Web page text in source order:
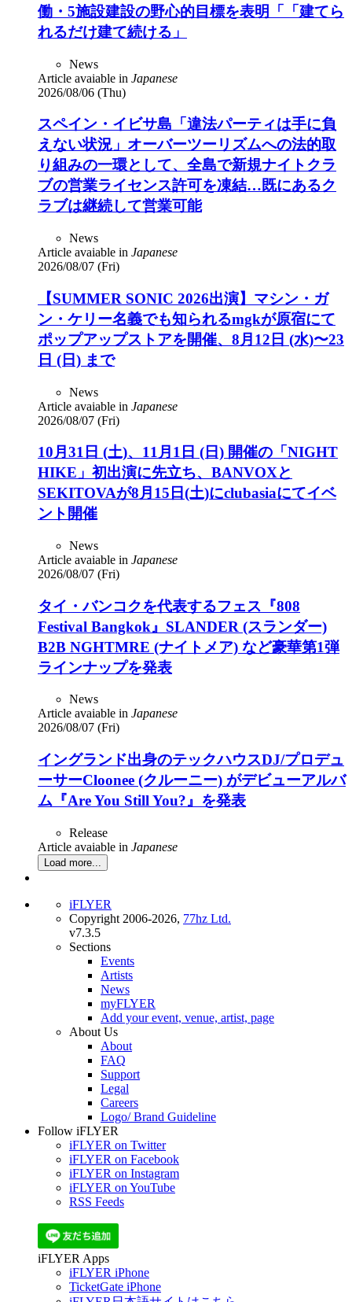
働・5施設建設の野心的目標を表明「「建てら
れるだけ建て続ける」
News
Article avaiable in Japanese
2026/08/06 (Thu)
スペイン・イビサ島「違法パーティは手に負
えない状況」オーバーツーリズムへの法的取
り組みの一環として、全島で新規ナイトクラ
ブの営業ライセンス許可を凍結…既にあるク
ラブは継続して営業可能
News
Article avaiable in Japanese
2026/08/07 (Fri)
【SUMMER SONIC 2026出演】マシン・ガ
ン・ケリー名義でも知られるmgkが原宿にて
ポップアップストアを開催、8月12日 (水)〜23
日 (日) まで
News
Article avaiable in Japanese
2026/08/07 (Fri)
10月31日 (土)、11月1日 (日) 開催の「NIGHT
HIKE」初出演に先立ち、BANVOXと
SEKITOVAが8月15日(土)にclubasiaにてイベ
ント開催
News
Article avaiable in Japanese
2026/08/07 (Fri)
タイ・バンコクを代表するフェス『808
Festival Bangkok』SLANDER (スランダー)
B2B NGHTMRE (ナイトメア) など豪華第1弾
ラインナップを発表
News
Article avaiable in Japanese
2026/08/07 (Fri)
イングランド出身のテックハウスDJ/プロデュ
ーサーCloonee (クルーニー) がデビューアルバ
ム『Are You Still You?』を発表
Release
Article avaiable in Japanese
Load more...
iFLYER
Copyright 2006-2026, 77hz Ltd.
v7.3.5
Sections
Events
Artists
News
myFLYER
Add your event, venue, artist, page
About Us
About
FAQ
Support
Legal
Careers
Logo/ Brand Guideline
Follow iFLYER
iFLYER on Twitter
iFLYER on Facebook
iFLYER on Instagram
iFLYER on YouTube
RSS Feeds
iFLYER Apps
iFLYER iPhone
TicketGate iPhone